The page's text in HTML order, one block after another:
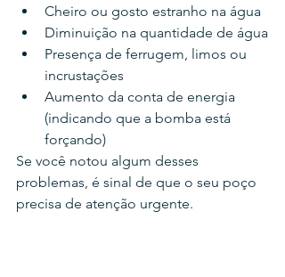
Cheiro ou gosto estranho na água
Diminuição na quantidade de água
Presença de ferrugem, limos ou
incrustações
Aumento da conta de energia
(indicando que a bomba está
forçando)
Se você notou algum desses
problemas, é sinal de que o seu poço
precisa de atenção urgente.